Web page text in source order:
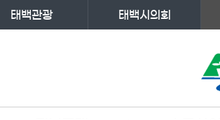
태백관광 태백시의회